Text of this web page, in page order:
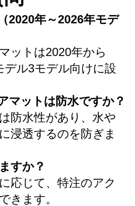
2020年～2026年モデ
ットは2020年から
ル3モデル向けに設
マットは防水ですか？
防水性があり、水や
浸透するのを防ぎま
すか？
応じて、特注のアク
きます。